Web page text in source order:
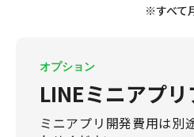
※すべて
オプション
LINEミニアプ
ミニアプリ開発費用は別